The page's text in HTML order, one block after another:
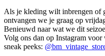
Als je kleding wilt inbrengen of
ontvangen we je graag op
Benieuwd naar wat we dit
Volg ons dan op Instagram
sneak peeks: